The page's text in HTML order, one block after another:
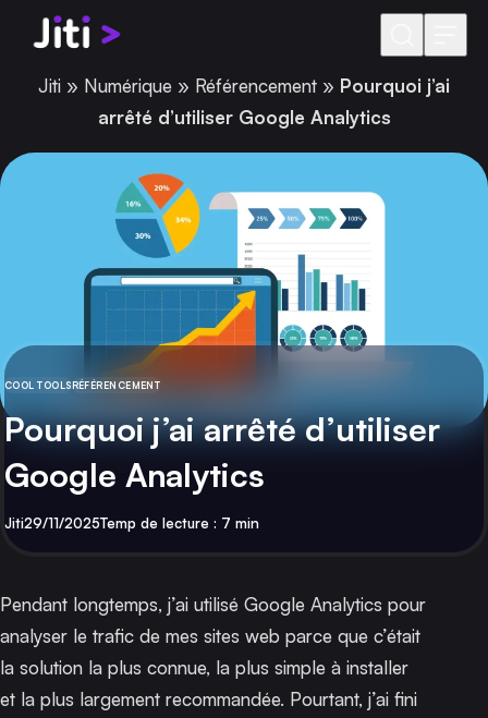
Aller au contenu
Jiti » Numérique » Référencement » Pourquoi j’ai
arrêté d’utiliser Google Analytics
CATÉGORIE
COOL TOOLSRÉFÉRENCEMENT
Pourquoi j’ai arrêté d’utiliser
Google Analytics
Par
JitiPublié
29/11/2025Temp de lecture : 7 min
Pendant longtemps, j’ai utilisé Google Analytics pour
analyser le trafic de mes sites web parce que c’était
la solution la plus connue, la plus simple à installer
et la plus largement recommandée. Pourtant, j’ai fini